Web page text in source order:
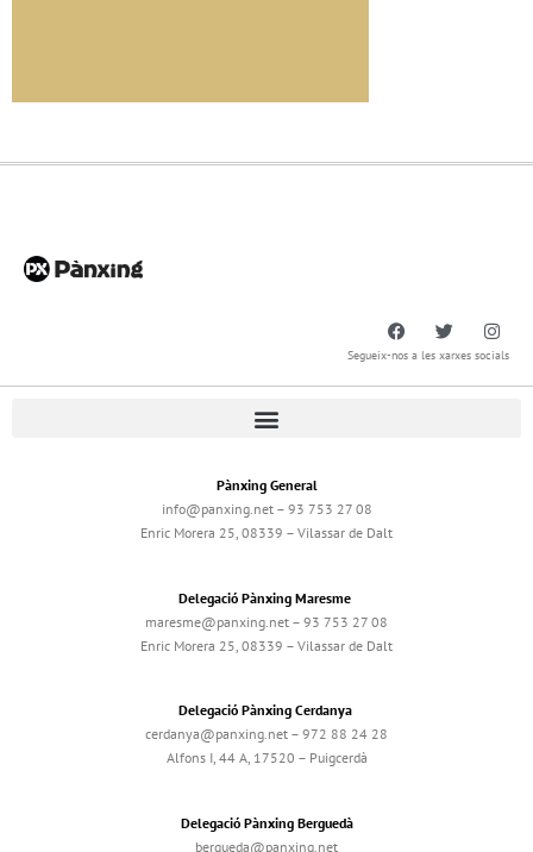
Segueix-nos a les xarxes socials
Pànxing General
info@panxing.net – 93 753 27 08
Enric Morera 25, 08339 – Vilassar de Dalt
Delegació Pànxing Maresme
maresme@panxing.net – 93 753 27 08
Enric Morera 25, 08339 – Vilassar de Dalt
Delegació Pànxing Cerdanya
cerdanya@panxing.net – 972 88 24 28
Alfons I, 44 A, 17520 – Puigcerdà
Delegació Pànxing Berguedà
bergueda@panxing.net